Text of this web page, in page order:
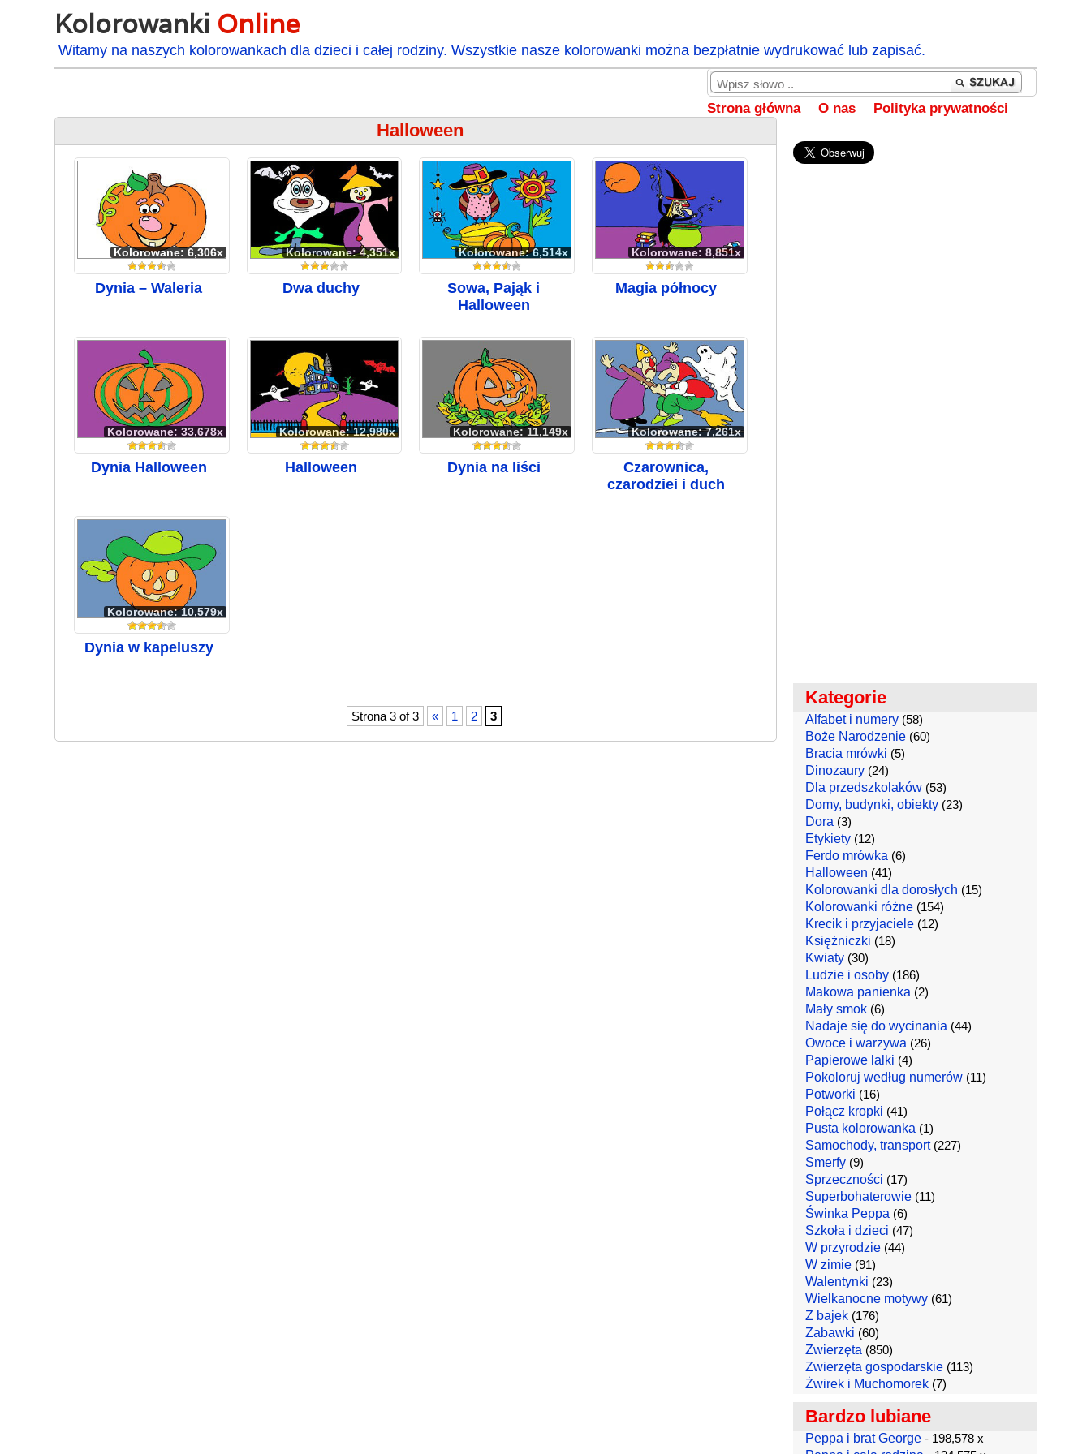
Kolorowanki Online
Witamy na naszych kolorowankach dla dzieci i całej rodziny. Wszystkie nasze kolorowanki można bezpłatnie wydrukować lub zapisać.
Strona główna O nas Polityka prywatności
Halloween
Kolorowane: 6,306x
Dynia – Waleria
Kolorowane: 4,351x
Dwa duchy
Kolorowane: 6,514x
Sowa, Pająk i
Halloween
Kolorowane: 8,851x
Magia północy
Kolorowane: 33,678x
Dynia Halloween
Kolorowane: 12,980x
Halloween
Kolorowane: 11,149x
Dynia na liści
Kolorowane: 7,261x
Czarownica,
czarodziej i duch
Kolorowane: 10,579x
Dynia w kapeluszy
Strona 3 of 3 « 1 2 3
Kategorie
Alfabet i numery(58)
Boże Narodzenie(60)
Bracia mrówki (5)
Dinozaury(24)
Dla przedszkolaków(53)
Domy, budynki, obiekty(23)
Dora (3)
Etykiety(12)
Ferdo mrówka (6)
Halloween (41)
Kolorowanki dla dorosłych (15)
Kolorowanki różne(154)
Krecik i przyjaciele(12)
Księżniczki (18)
Kwiaty(30)
Ludzie i osoby(186)
Makowa panienka (2)
Mały smok(6)
Nadaje się do wycinania (44)
Owoce i warzywa (26)
Papierowe lalki (4)
Pokoloruj według numerów(11)
Potworki (16)
Połącz kropki (41)
Pusta kolorowanka (1)
Samochody, transport(227)
Smerfy(9)
Sprzeczności (17)
Superbohaterowie(11)
Świnka Peppa (6)
Szkoła i dzieci (47)
W przyrodzie(44)
W zimie(91)
Walentynki (23)
Wielkanocne motywy(61)
Z bajek(176)
Zabawki (60)
Zwierzęta (850)
Zwierzęta gospodarskie(113)
Żwirek i Muchomorek(7)
Bardzo lubiane
Peppa i brat George- 198,578 x